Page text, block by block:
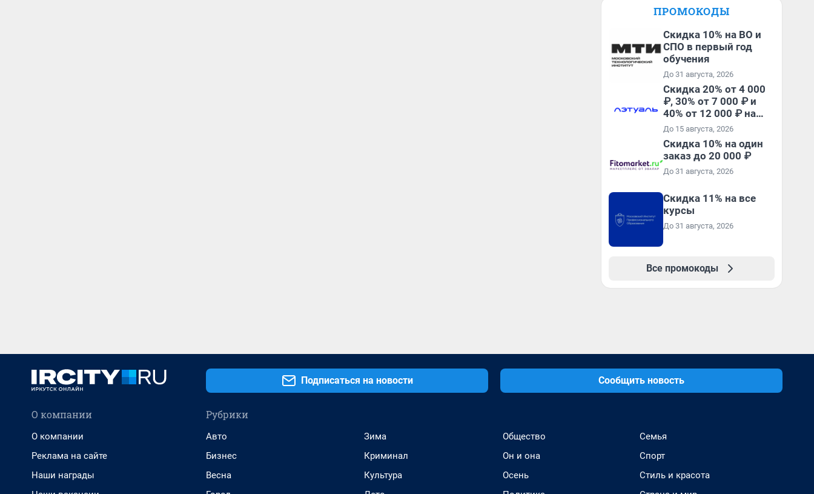
ПРОМОКОДЫ
Скидка 10% на ВО и
СПО в первый год
обучения
До 31 августа, 2026
Скидка 20% от 4 000
₽, 30% от 7 000 ₽ и
40% от 12 000 ₽ на
первый и все
повторные заказы по
промокоду ТРЕНД
До 15 августа, 2026
Скидка 10% на один
заказ до 20 000 ₽
До 31 августа, 2026
Скидка 11% на все
курсы
До 31 августа, 2026
Все промокоды
Подписаться на новости Сообщить новость
О компании
О компании
Реклама на сайте
Наши награды
Рубрики
Авто
Бизнес
Весна
Зима
Криминал
Культура
Общество
Он и она
Осень
Семья
Спорт
Стиль и красота